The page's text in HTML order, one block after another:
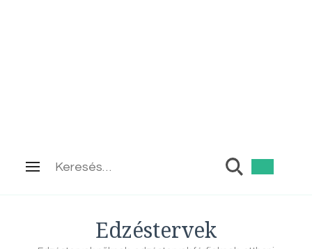
Keresés:
Edzéstervek